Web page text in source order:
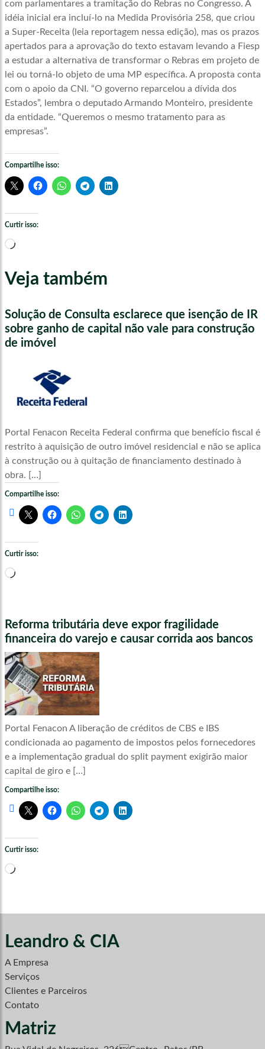
com parlamentares a tramitação do Rebras no Congresso. A
idéia inicial era incluí-lo na Medida Provisória 258, que criou
a Super-Receita (leia reportagem nessa edição), mas os prazos
apertados para a aprovação do texto estavam levando a Fiesp
a estudar a alternativa de transformar o Rebras em projeto de
lei ou torná-lo objeto de uma MP específica. A proposta conta
com o apoio da CNI. “O governo reparcelou a dívida dos
Estados”, lembra o deputado Armando Monteiro, presidente
da entidade. “Queremos o mesmo tratamento para as
empresas”.
Compartilhe isso:
Curtir isso:
Carregando...
Veja também
Solução de Consulta esclarece que isenção de IR
sobre ganho de capital não vale para construção
de imóvel
Portal Fenacon Receita Federal confirma que benefício fiscal é
restrito à aquisição de outro imóvel residencial e não se aplica
à construção ou à quitação de financiamento destinado à
obra. […]
Compartilhe isso:
Curtir isso:
Carregando...
Reforma tributária deve expor fragilidade
financeira do varejo e causar corrida aos bancos
Portal Fenacon A liberação de créditos de CBS e IBS
condicionada ao pagamento de impostos pelos fornecedores
e a implementação gradual do split payment exigirão maior
capital de giro e […]
Compartilhe isso:
Curtir isso:
Carregando...
Leandro & CIA
A Empresa
Serviços
Clientes e Parceiros
Contato
Matriz